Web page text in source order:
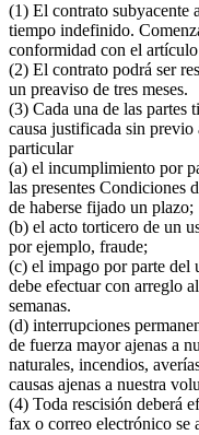
(1) El contrato subyacente
tiempo indefinido.
conformidad con el
(2) El contrato podrá ser
un preaviso de tres meses.
(3) Cada una de las partes
causa justificada sin previo
particular
(a) el incumplimiento por
las presentes Condiciones
de haberse fijado un plazo;
(b) el acto torticero de un
por ejemplo, fraude;
(c) el impago por parte del
debe efectuar con arreglo
semanas.
(d) interrupciones
de fuerza mayor ajenas a
naturales, incendios,
causas ajenas a nuestra
(4) Toda rescisión deberá
fax o correo electrónico se